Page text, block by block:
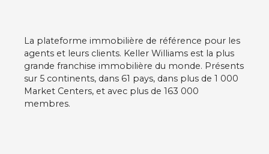
La plateforme immobilière de référence pour les
agents et leurs clients. Keller Williams est la plus
grande franchise immobilière du monde. Présents
sur 5 continents, dans 61 pays, dans plus de 1 000
Market Centers, et avec plus de 163 000
membres.